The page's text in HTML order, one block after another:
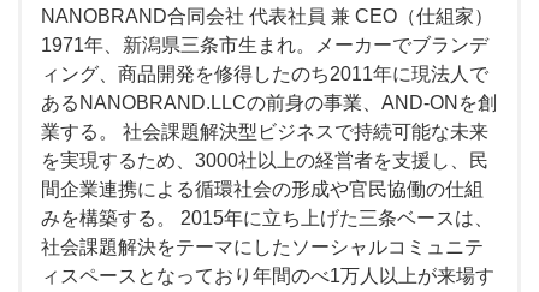
NANOBRAND合同会社 代表社員 兼 CEO（仕組家）
1971年、新潟県三条市生まれ。メーカーでブランデ
ィング、商品開発を修得したのち2011年に現法人で
あるNANOBRAND.LLCの前身の事業、AND-ONを創
業する。 社会課題解決型ビジネスで持続可能な未来
を実現するため、3000社以上の経営者を支援し、民
間企業連携による循環社会の形成や官民協働の仕組
みを構築する。 2015年に立ち上げた三条ベースは、
社会課題解決をテーマにしたソーシャルコミュニテ
ィスペースとなっており年間のべ1万人以上が来場す